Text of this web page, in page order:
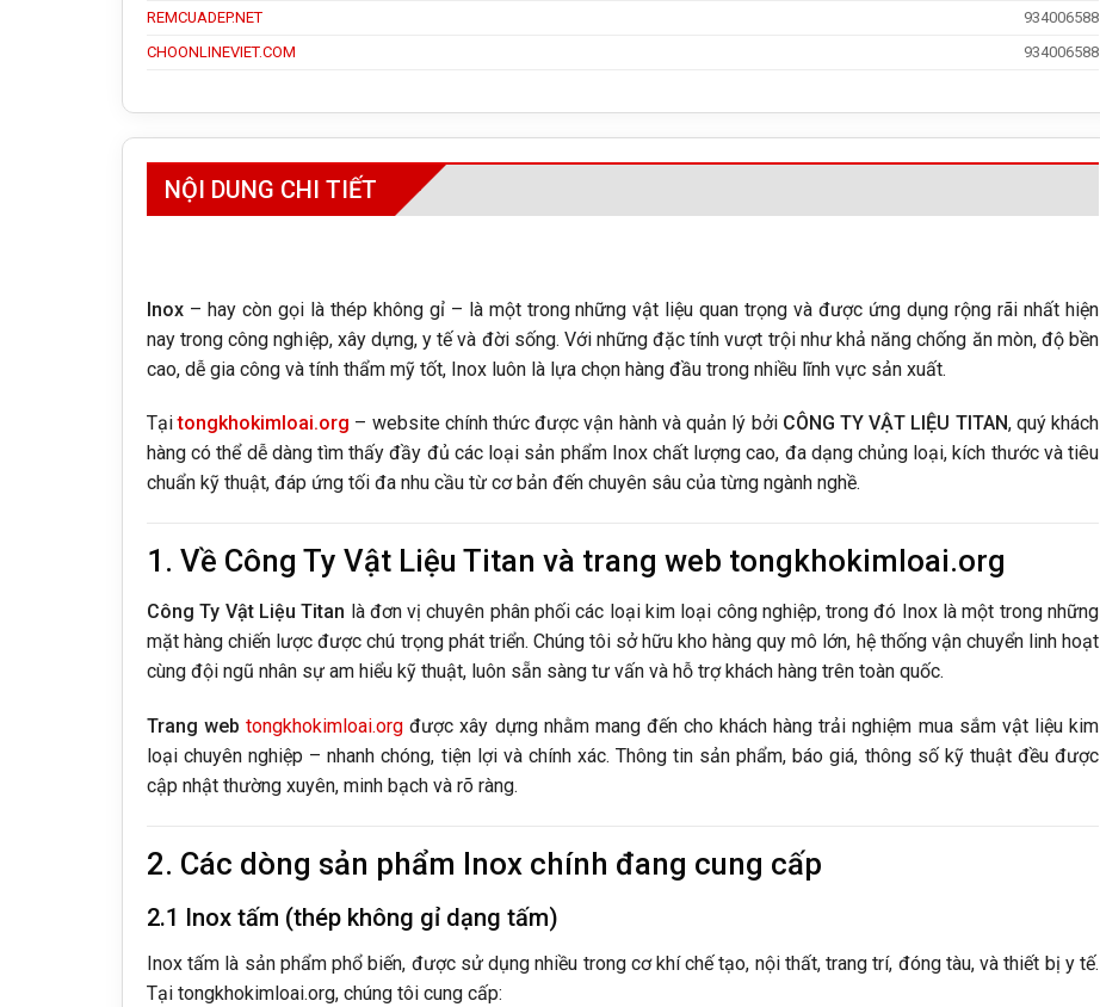
REMCUADEP.NET
934006588
CHOONLINEVIET.COM
934006588
NỘI DUNG CHI TIẾT
Inox – hay còn gọi là thép không gỉ – là một trong những vật liệu quan trọng và được ứng dụng rộng rãi nhất hiện
nay trong công nghiệp, xây dựng, y tế và đời sống. Với những đặc tính vượt trội như khả năng chống ăn mòn, độ bền
cao, dễ gia công và tính thẩm mỹ tốt, Inox luôn là lựa chọn hàng đầu trong nhiều lĩnh vực sản xuất.
Tạitongkhokimloai.org – website chính thức được vận hành và quản lý bởi CÔNG TY VẬT LIỆU TITAN, quý khách
hàng có thể dễ dàng tìm thấy đầy đủ các loại sản phẩm Inox chất lượng cao, đa dạng chủng loại, kích thước và tiêu
chuẩn kỹ thuật, đáp ứng tối đa nhu cầu từ cơ bản đến chuyên sâu của từng ngành nghề.
1. Về Công Ty Vật Liệu Titan và trang web tongkhokimloai.org
Công Ty Vật Liệu Titan là đơn vị chuyên phân phối các loại kim loại công nghiệp, trong đó Inox là một trong những
mặt hàng chiến lược được chú trọng phát triển. Chúng tôi sở hữu kho hàng quy mô lớn, hệ thống vận chuyển linh hoạt
cùng đội ngũ nhân sự am hiểu kỹ thuật, luôn sẵn sàng tư vấn và hỗ trợ khách hàng trên toàn quốc.
Trang web tongkhokimloai.org được xây dựng nhằm mang đến cho khách hàng trải nghiệm mua sắm vật liệu kim
loại chuyên nghiệp – nhanh chóng, tiện lợi và chính xác. Thông tin sản phẩm, báo giá, thông số kỹ thuật đều được
cập nhật thường xuyên, minh bạch và rõ ràng.
2. Các dòng sản phẩm Inox chính đang cung cấp
2.1 Inox tấm (thép không gỉ dạng tấm)
Inox tấm là sản phẩm phổ biến, được sử dụng nhiều trong cơ khí chế tạo, nội thất, trang trí, đóng tàu, và thiết bị y tế.
Tại tongkhokimloai.org, chúng tôi cung cấp: